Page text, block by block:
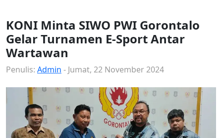
KONI Minta SIWO PWI Gorontalo
Gelar Turnamen E-Sport Antar
Wartawan
Penulis: Admin - Jumat, 22 November 2024